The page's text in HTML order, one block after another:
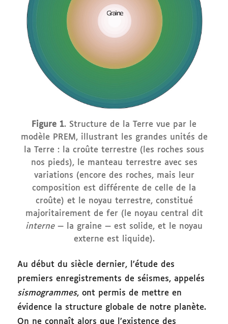
Figure 1. Structure de la Terre vue par le
modèle PREM, illustrant les grandes unités de
la Terre : la croûte terrestre (les roches sous
nos pieds), le manteau terrestre avec ses
variations (encore des roches, mais leur
composition est différente de celle de la
croûte) et le noyau terrestre, constitué
majoritairement de fer (le noyau central dit
interne — la graine — est solide, et le noyau
externe est liquide).
Au début du siècle dernier, l’étude des
premiers enregistrements de séismes, appelés
sismogrammes, ont permis de mettre en
évidence la structure globale de notre planète.
On ne connaît alors que l’existence des